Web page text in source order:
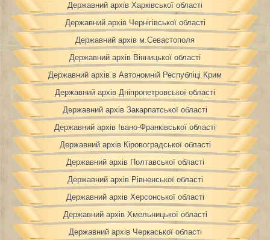
Державний архів Харківської області
Державний архів Чернігівської області
Державний архів м.Севастополя
Державний архів Вінницької області
Державний архів в Автономній Республіці Крим
Державний архів Дніпропетровської області
Державний архів Закарпатської області
Державний архів Івано-Франківської області
Державний архів Кіровоградської області
Державний архів Полтавської області
Державний архів Рівненської області
Державний архів Херсонської області
Державний архів Хмельницької області
Державний архів Черкаської області